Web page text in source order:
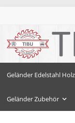
Geländer Edelstahl Holz
Geländer Zubehör